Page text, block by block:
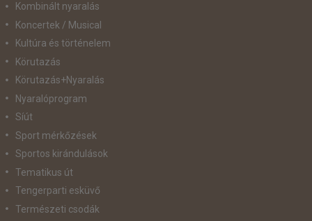
Kombinált nyaralás
Koncertek / Musical
Kultúra és történelem
Körutazás
Körutazás+Nyaralás
Nyaralóprogram
Síút
Sport mérkőzések
Sportos kirándulások
Tematikus út
Tengerparti esküvő
Természeti csodák